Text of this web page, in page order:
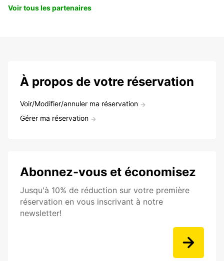
Voir tous les partenaires
À propos de votre réservation
Voir/Modifier/annuler ma réservation
Gérer ma réservation
Abonnez-vous et économisez
Jusqu'à 10% de réduction sur votre première
réservation en vous inscrivant à notre
newsletter!